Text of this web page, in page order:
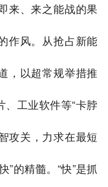
来、来之能战的果
作风。从抢占新能
，以超常规举措推
工业软件等“卡脖
攻关，力求在最短
”的精髓。“快”是抓